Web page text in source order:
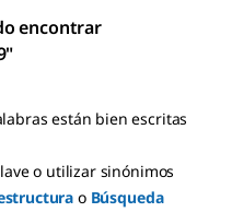
encontrar
están bien escritas
o utilizar sinónimos
o Búsqueda